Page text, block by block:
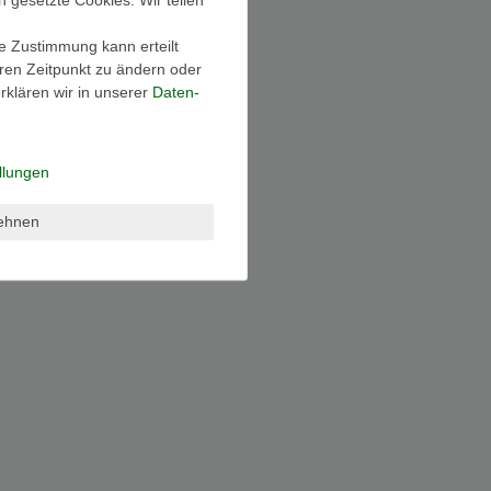
Zustimmung kann erteilt
Zeitpunkt zu ändern oder
wir in unserer Daten­